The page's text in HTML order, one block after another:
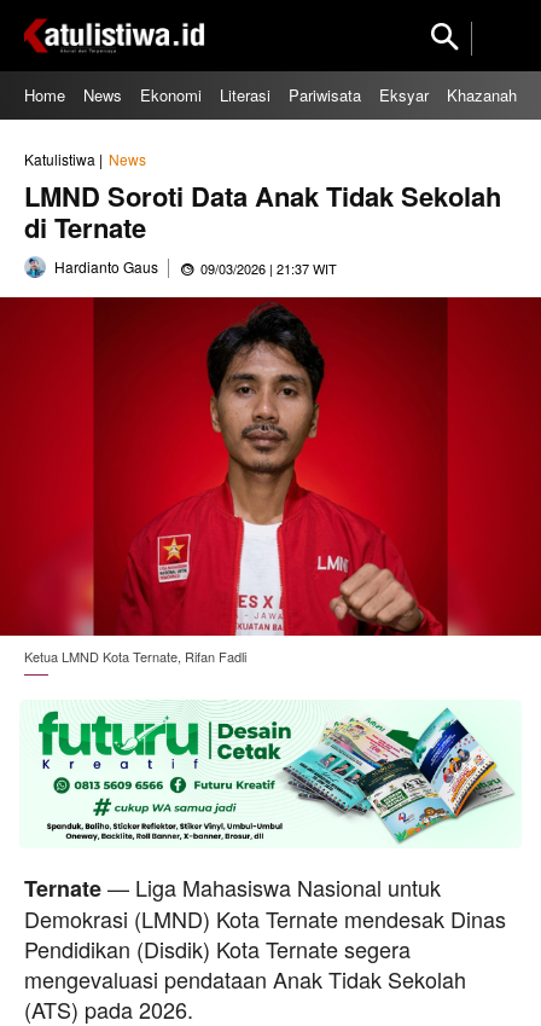
Home News Ekonomi Literasi Pariwisata Eksyar Khazanah
Katulistiwa | News
LMND Soroti Data Anak Tidak Sekolah
di Ternate
Hardianto Gaus 09/03/2026 | 21:37 WIT
Ketua LMND Kota Ternate, Rifan Fadli
Ternate— Liga Mahasiswa Nasional untuk
Demokrasi (LMND) Kota Ternate mendesak Dinas
Pendidikan (Disdik) Kota Ternate segera
mengevaluasi pendataan Anak Tidak Sekolah
(ATS) pada 2026.